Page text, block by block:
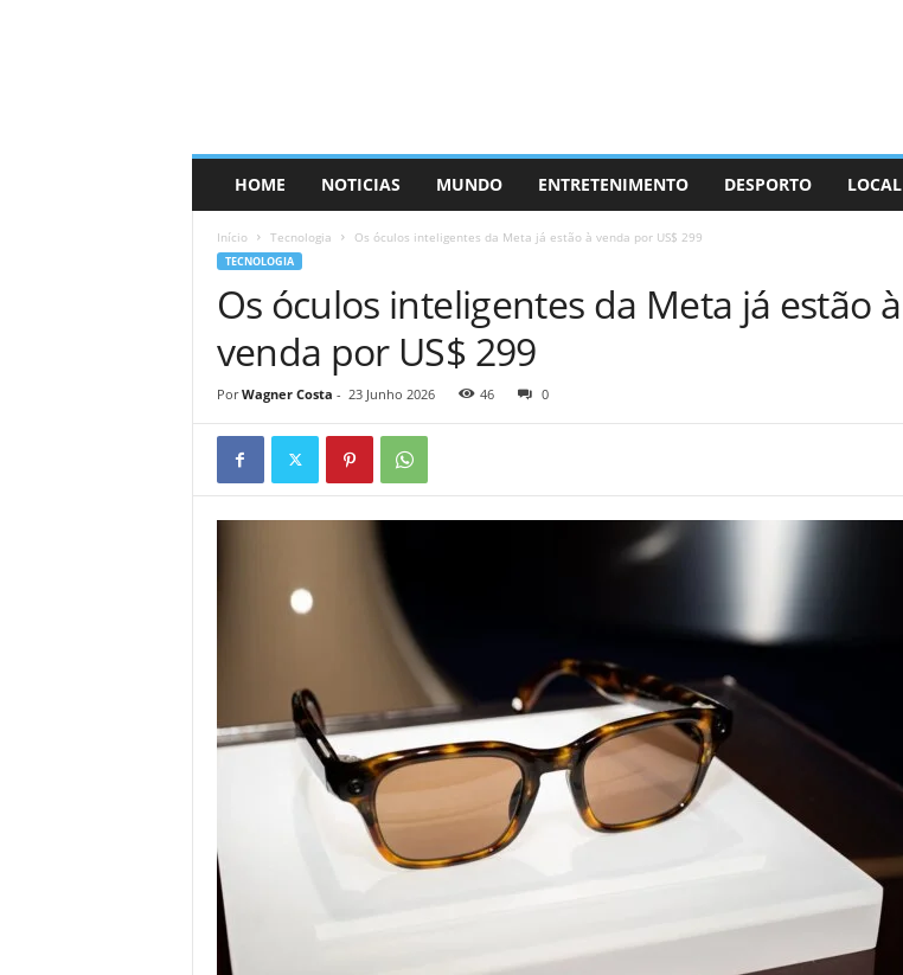
HOME NOTICIAS MUNDO ENTRETENIMENTO DESPORTO LOCAL
Início Tecnologia Os óculos inteligentes da Meta já estão à venda por US$ 299
TECNOLOGIA
Os óculos inteligentes da Meta já estão à
venda por US$ 299
Por Wagner Costa - 23 Junho 2026 46 0